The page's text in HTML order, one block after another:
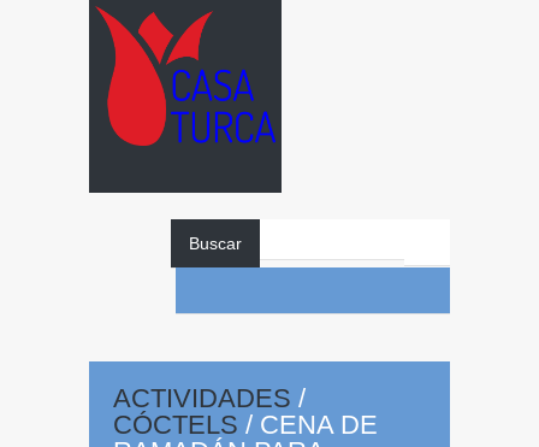
Buscar
ACTIVIDADES /
CÓCTELS / CENA DE